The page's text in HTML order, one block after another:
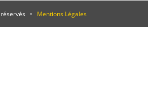
• Mentions Légales